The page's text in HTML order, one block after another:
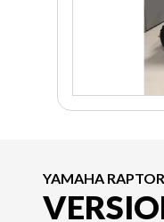
YAMAHA